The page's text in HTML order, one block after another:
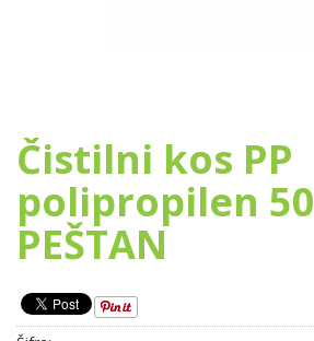
Čistilni kos PP
polipropilen 50
PEŠTAN